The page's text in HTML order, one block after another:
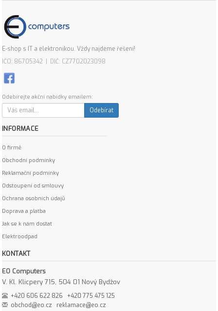
E-shop s IT a elektronikou. Vždy najdeme řešení!
IČO: 86705342 | DIČ: CZ7702023098
Odebírejte akční nabídky emailem:
Odebírat
INFORMACE
O firmě
Obchodní podmínky
Reklamační podmínky
Odstoupení od smlouvy
Ochrana osobních údajů
Doprava a platba
Jak se k nám dostat
Elektroodpad
KONTAKT
EO Computers
V. Kl. Klicpery 715, 504 01 Nový Bydžov
+420 606 622 826
+420 775 475 125
obchod@eo.cz
reklamace@eo.cz